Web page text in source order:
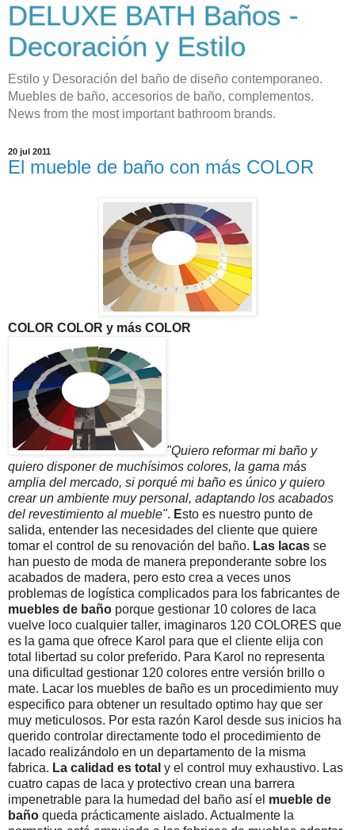
DELUXE BATH Baños -
Decoración y Estilo
Estilo y Desoración del baño de diseño contemporaneo.
Muebles de baño, accesorios de baño, complementos.
News from the most important bathroom brands.
20 jul 2011
El mueble de baño con más COLOR
COLOR COLOR y más COLOR
"Quiero reformar mi baño y
quiero disponer de muchísimos colores, la gama más
amplia del mercado, si porqué mi baño es único y quiero
crear un ambiente muy personal, adaptando los acabados
del revestimiento al mueble". Esto es nuestro punto de
salida, entender las necesidades del cliente que quiere
tomar el control de su renovación del baño. Las lacas se
han puesto de moda de manera preponderante sobre los
acabados de madera, pero esto crea a veces unos
problemas de logística complicados para los fabricantes de
muebles de baño porque gestionar 10 colores de laca
vuelve loco cualquier taller, imaginaros 120 COLORES que
es la gama que ofrece Karol para que el cliente elija con
total libertad su color preferido. Para Karol no representa
una dificultad gestionar 120 colores entre versión brillo o
mate. Lacar los muebles de baño es un procedimiento muy
especifico para obtener un resultado optimo hay que ser
muy meticulosos. Por esta razón Karol desde sus inicios ha
querido controlar directamente todo el procedimiento de
lacado realizándolo en un departamento de la misma
fabrica. La calidad es total y el control muy exhaustivo. Las
cuatro capas de laca y protectivo crean una barrera
impenetrable para la humedad del baño así el mueble de
baño queda prácticamente aislado. Actualmente la